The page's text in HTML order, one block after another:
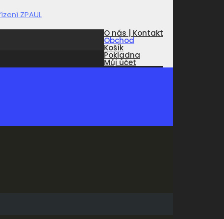
O nás | Kontakt
Obchod
Košík
Pokladna
Můj účet